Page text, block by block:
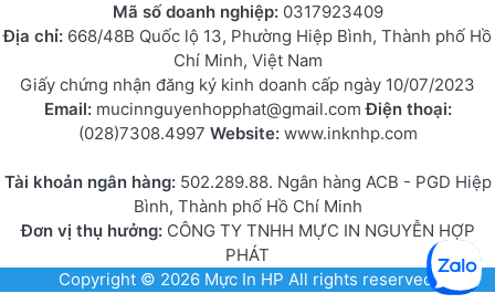
Mã số doanh nghiệp: 0317923409
Địa chỉ: 668/48B Quốc lộ 13, Phường Hiệp Bình, Thành phố Hồ
Chí Minh, Việt Nam
Giấy chứng nhận đăng ký kinh doanh cấp ngày 10/07/2023
Email: mucinnguyenhopphat@gmail.comĐiện thoại:
(028)7308.4997 Website: www.inknhp.com
Tài khoản ngân hàng: 502.289.88. Ngân hàng ACB - PGD Hiệp
Bình, Thành phố Hồ Chí Minh
Đơn vị thụ hưởng:CÔNG TY TNHH MỰC IN NGUYỄN HỢP
PHÁT
Copyright © 2026 Mực In HP All rights reserved.